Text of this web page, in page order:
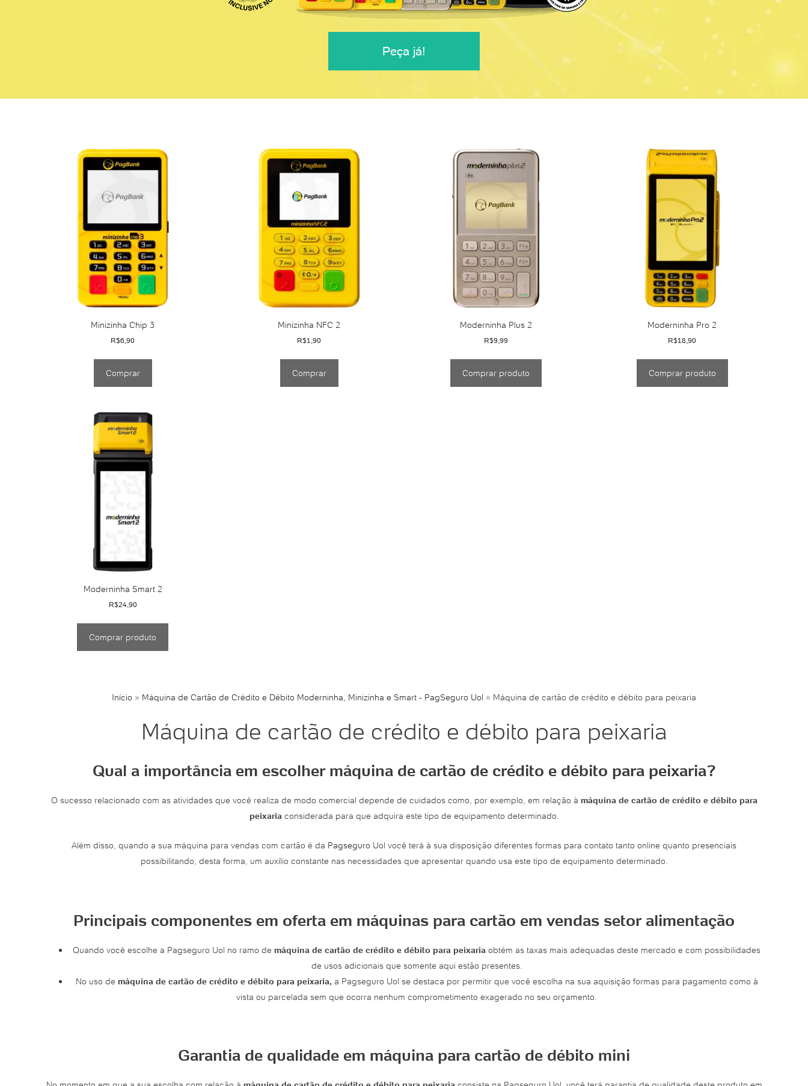
Peça já!
Minizinha Chip 3
R$6,90
Comprar
Minizinha NFC 2
R$1,90
Comprar
Moderninha Plus 2
R$9,99
Comprar produto
Moderninha Pro 2
R$18,90
Comprar produto
Moderninha Smart 2
R$24,90
Comprar produto
Início » Máquina de Cartão de Crédito e Débito Moderninha, Minizinha e Smart - PagSeguro Uol » Máquina de cartão de crédito e débito para peixaria
Máquina de cartão de crédito e débito para peixaria
Qual a importância em escolher máquina de cartão de crédito e débito para peixaria?
O sucesso relacionado com as atividades que você realiza de modo comercial depende de cuidados como, por exemplo, em relação à máquina de cartão de crédito e débito para
peixaria considerada para que adquira este tipo de equipamento determinado.
Além disso, quando a sua máquina para vendas com cartão é da Pagseguro Uol você terá à sua disposição diferentes formas para contato tanto online quanto presenciais
possibilitando, desta forma, um auxílio constante nas necessidades que apresentar quando usa este tipo de equipamento determinado.
Principais componentes em oferta em máquinas para cartão em vendas setor alimentação
Quando você escolhe a Pagseguro Uol no ramo de máquina de cartão de crédito e débito para peixaria obtém as taxas mais adequadas deste mercado e com possibilidades
de usos adicionais que somente aqui estão presentes.
No uso de máquina de cartão de crédito e débito para peixaria, a Pagseguro Uol se destaca por permitir que você escolha na sua aquisição formas para pagamento como à
vista ou parcelada sem que ocorra nenhum comprometimento exagerado no seu orçamento.
Garantia de qualidade em máquina para cartão de débito mini